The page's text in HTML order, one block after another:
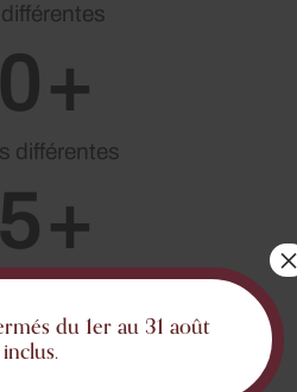
différentes
différentes
+
+
du 1er au 31 août
inclus.